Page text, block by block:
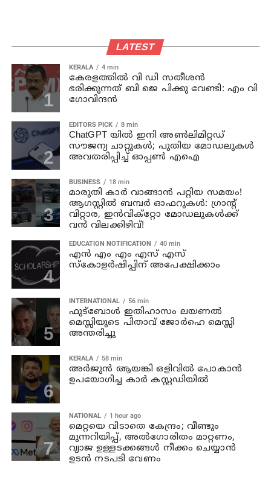
LATEST
KERALA 4 min
കേരളത്തില്‍ വി ഡി സതീശന്‍
ഭരിക്കുന്നത് ബി ജെ പിക്കു വേണ്ടി: എം വി
ഗോവിന്ദന്‍
EDITORS PICK 8 min
ChatGPT യിൽ ഇനി അൺലിമിറ്റഡ്
സൗജന്യ ചാറ്റുകൾ; പുതിയ മോഡലുകൾ
അവതരിപ്പിച്ച് ഓപ്പൺ എഐ
BUSINESS 18 min
മാരുതി കാർ വാങ്ങാൻ പറ്റിയ സമയം!
ആഗസ്റ്റിൽ ബമ്പർ ഓഫറുകൾ: ഗ്രാന്റ്
വിറ്റാര, ഇൻവിക്റ്റോ മോഡലുകൾക്ക്
വൻ വിലക്കിഴിവ്!
EDUCATION NOTIFICATION 40 min
എൻ എം എം എസ് എസ്
സ്കോളർഷിപ്പിന് അപേക്ഷിക്കാം
INTERNATIONAL 56 min
ഫുട്ബോൾ ഇതിഹാസം ലയണൽ
മെസ്സിയുടെ പിതാവ് ജോർഹെ മെസ്സി
അന്തരിച്ചു
KERALA 58 min
അര്‍ജുന്‍ ആയങ്കി ഒളിവില്‍ പോകാന്‍
ഉപയോഗിച്ച കാര്‍ കസ്റ്റഡിയില്‍
NATIONAL 1 hour ago
മെറ്റയെ വിടാതെ കേന്ദ്രം; വീണ്ടും
മുന്നറിയിപ്പ്, അൽഗോരിതം മാറ്റണം,
വ്യാജ ഉള്ളടക്കങ്ങൾ നീക്കം ചെയ്യാൻ
ഉടൻ നടപടി വേണം